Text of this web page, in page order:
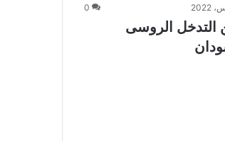
0
الروسى